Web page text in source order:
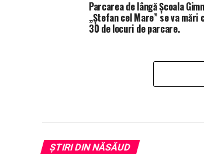
Parcarea de lângă Școala
„Ștefan cel Mare” se va mări
30 de locuri de parcare.
ȘTIRI DIN NĂSĂUD